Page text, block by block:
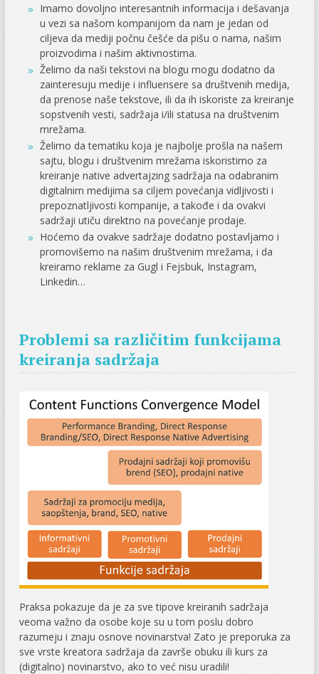
Imamo dovoljno interesantnih informacija i dešavanja
u vezi sa našom kompanijom da nam je jedan od
ciljeva da mediji počnu češće da pišu o nama, našim
proizvodima i našim aktivnostima.
Želimo da naši tekstovi na blogu mogu dodatno da
zainteresuju medije i influensere sa društvenih medija,
da prenose naše tekstove, ili da ih iskoriste za kreiranje
sopstvenih vesti, sadržaja i/ili statusa na društvenim
mrežama.
Želimo da tematiku koja je najbolje prošla na našem
sajtu, blogu i društvenim mrežama iskoristimo za
kreiranje native advertajzing sadržaja na odabranim
digitalnim medijima sa ciljem povećanja vidljivosti i
prepoznatljivosti kompanije, a takođe i da ovakvi
sadržaji utiču direktno na povećanje prodaje.
Hoćemo da ovakve sadržaje dodatno postavljamo i
promovišemo na našim društvenim mrežama, i da
kreiramo reklame za Gugl i Fejsbuk, Instagram,
Linkedin…
Problemi sa različitim funkcijama
kreiranja sadržaja
Praksa pokazuje da je za sve tipove kreiranih sadržaja
veoma važno da osobe koje su u tom poslu dobro
razumeju i znaju osnove novinarstva! Zato je preporuka za
sve vrste kreatora sadržaja da završe obuku ili kurs za
(digitalno) novinarstvo, ako to već nisu uradili!